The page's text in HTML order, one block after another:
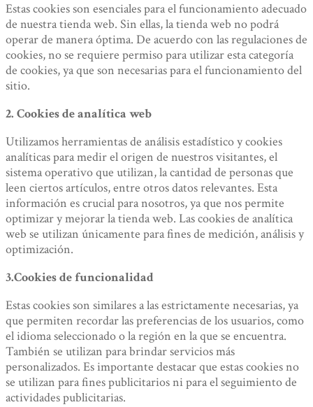
Estas cookies son esenciales para el funcionamiento adecuado
de nuestra tienda web. Sin ellas, la tienda web no podrá
operar de manera óptima. De acuerdo con las regulaciones de
cookies, no se requiere permiso para utilizar esta categoría
de cookies, ya que son necesarias para el funcionamiento del
sitio.
2. Cookies de analítica web
Utilizamos herramientas de análisis estadístico y cookies
analíticas para medir el origen de nuestros visitantes, el
sistema operativo que utilizan, la cantidad de personas que
leen ciertos artículos, entre otros datos relevantes. Esta
información es crucial para nosotros, ya que nos permite
optimizar y mejorar la tienda web. Las cookies de analítica
web se utilizan únicamente para fines de medición, análisis y
optimización.
3.Cookies de funcionalidad
Estas cookies son similares a las estrictamente necesarias, ya
que permiten recordar las preferencias de los usuarios, como
el idioma seleccionado o la región en la que se encuentra.
También se utilizan para brindar servicios más
personalizados. Es importante destacar que estas cookies no
se utilizan para fines publicitarios ni para el seguimiento de
actividades publicitarias.